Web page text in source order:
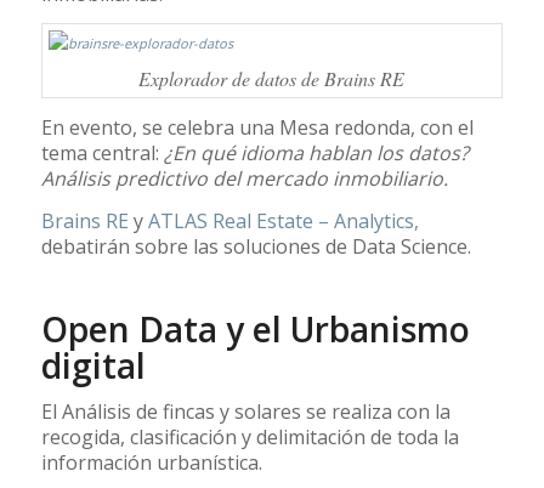
Explorador de datos de Brains RE
En evento, se celebra una Mesa redonda, con el
tema central: ¿En qué idioma hablan los datos?
Análisis predictivo del mercado inmobiliario.
Brains RE yATLAS Real Estate – Analytics,
debatirán sobre las soluciones de Data Science.
Open Data y el Urbanismo
digital
El Análisis de fincas y solares se realiza con la
recogida, clasificación y delimitación de toda la
información urbanística.